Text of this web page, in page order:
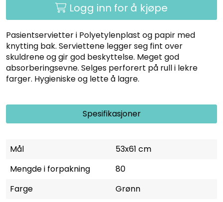
Logg inn for å kjøpe
Pasientservietter i Polyetylenplast og papir med
knytting bak. Serviettene legger seg fint over
skuldrene og gir god beskyttelse. Meget god
absorberingsevne. Selges perforert på rull i lekre
farger. Hygieniske og lette å lagre.
Spesifikasjoner
Mål
53x61 cm
Mengde i forpakning
80
Farge
Grønn